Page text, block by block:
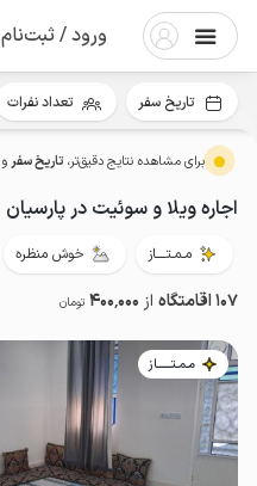
ورود / ثبت‌نام
برای مشاهده نتایج دقیق‌تر، تاریخ سفرو
اجاره ویلا و سوئیت در پارسیان
مـمـتــــاز خوش منظره
107 اقامتگاه از 400٬000 تومان
مـمـتــــــاز
تاریخ سفر تعداد نفرات